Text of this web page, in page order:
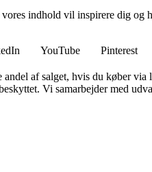
indhold vil inspirere dig
YouTube Pinterest
af salget, hvis du køber via
Vi samarbejder med